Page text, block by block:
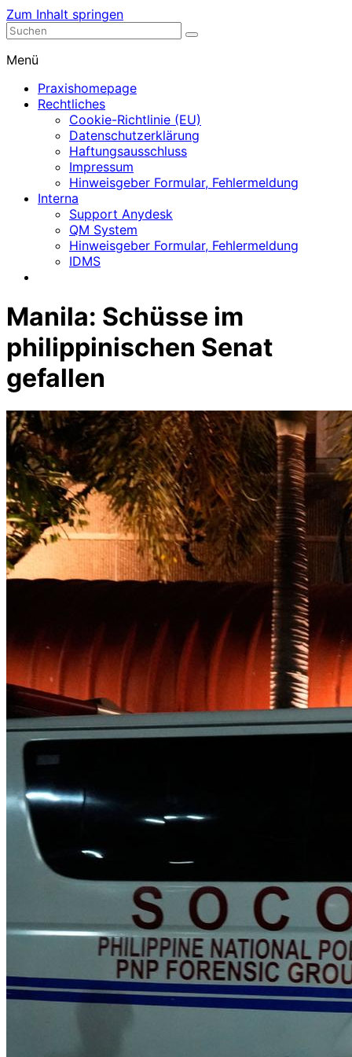
Zum Inhalt springen
Nephrologische Praxis mit Dialyse
Menü
Praxishomepage
Rechtliches
Cookie-Richtlinie (EU)
Datenschutzerklärung
Haftungsausschluss
Impressum
Hinweisgeber Formular, Fehlermeldung
Interna
Support Anydesk
QM System
Hinweisgeber Formular, Fehlermeldung
IDMS
Manila: Schüsse im
philippinischen Senat
gefallen